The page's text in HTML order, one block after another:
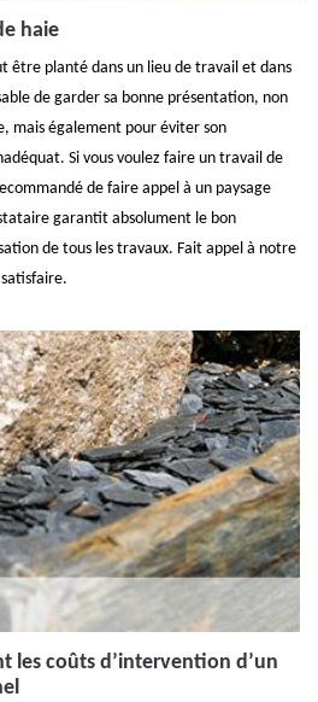
haie
être planté dans un lieu de travail et dans
de garder sa bonne présentation, non
mais également pour éviter son
Si vous voulez faire un travail de
de faire appel à un paysage
garantit absolument le bon
de tous les travaux. Fait appel à notre
les coûts d’intervention d’un